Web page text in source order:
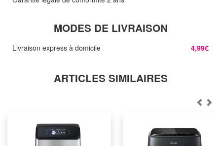
MODES DE LIVRAISON
Livraison express à domicile 4,99€
ARTICLES SIMILAIRES